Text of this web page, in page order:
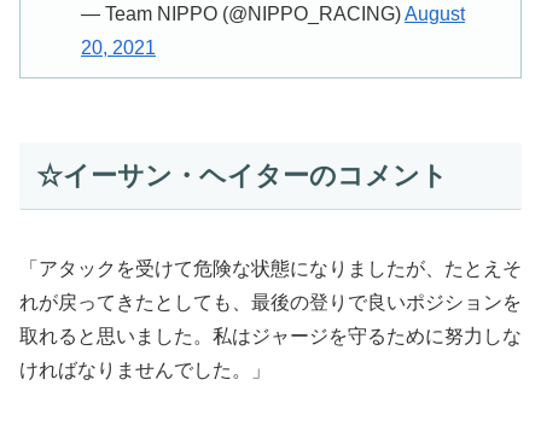
— Team NIPPO (@NIPPO_RACING)August
20, 2021
☆イーサン・ヘイターのコメント
「アタックを受けて危険な状態になりましたが、たとえそ
れが戻ってきたとしても、最後の登りで良いポジションを
取れると思いました。私はジャージを守るために努力しな
ければなりませんでした。」